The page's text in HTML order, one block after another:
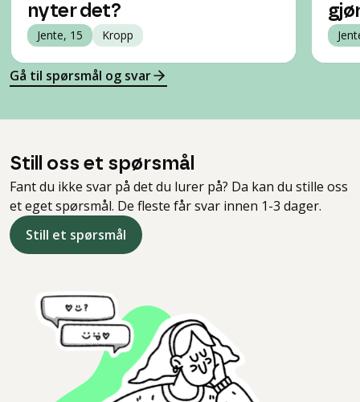
nyter det?
Jente, 15 Kropp
Gå til spørsmål og svar
Still oss et spørsmål
Fant du ikke svar på det du lurer på? Da kan du stille oss
et eget spørsmål. De fleste får svar innen 1-3 dager.
Still et spørsmål